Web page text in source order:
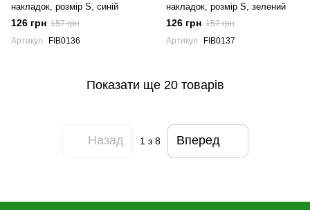
накладок, розмір S, синій
126 грн 157 грн
Артикул
FIB0136
накладок, розмір S, зелений
126 грн 157 грн
Артикул
FIB0137
Показати ще 20 товарів
Назад 1 з 8 Вперед